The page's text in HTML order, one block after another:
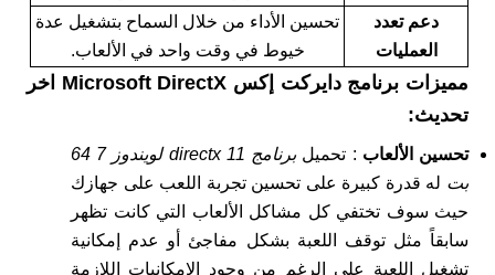
دعم تعدد
العمليات
تحسين الأداء من خلال السماح بتشغيل عدة
خيوط في وقت واحد في الألعاب.
مميزات برنامج دايركت إكس Microsoft DirectX اخر
تحديث:
تحسين الألعاب : تحميل
برنامج directx 11 لويندوز 7 64
بت له قدرة كبيرة على تحسين تجربة اللعب على جهازك
حيث سوف تختفي كل مشاكل الألعاب التي كانت تظهر
سابقاً مثل توقف اللعبة بشكل مفاجئ أو عدم إمكانية
تشغيل اللعبة على الرغم من وجود الإمكانيات اللازمة